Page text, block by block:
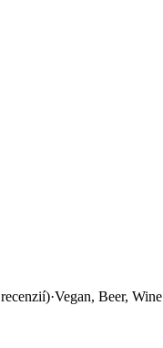
recenzií)·Vegan, Beer, Wine